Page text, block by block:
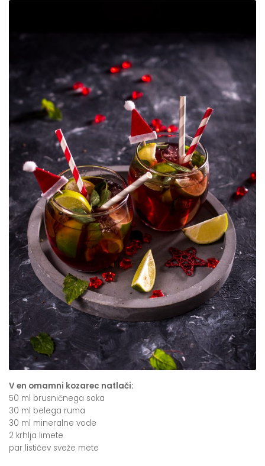
V en omamni kozarec natlači:
50 ml brusničnega soka
30 ml belega ruma
30 ml mineralne vode
2 krhlja limete
par lističev sveže mete